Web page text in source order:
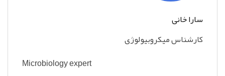
سارا خانی
کارشناس میکروبیولوژی
Microbiology expert